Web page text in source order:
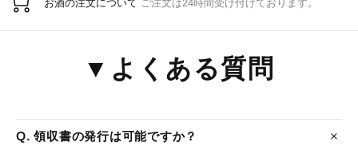
お酒の注文について ご注文は24時間受け付けております。
▼よくある質問
Q. 領収書の発行は可能ですか？